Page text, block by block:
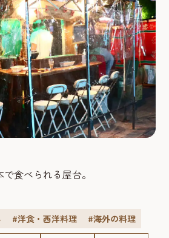
食べられる屋台。
#洋食・西洋料理
#海外の料理